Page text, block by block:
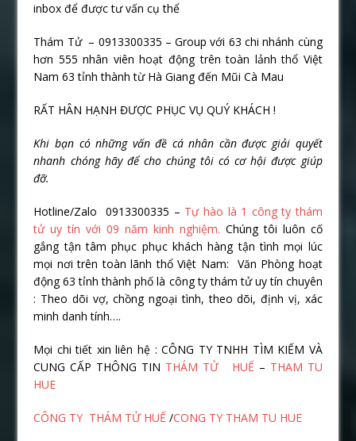
inbox để được tư vấn cụ thể
Thám Tử – 0913300335 – Group với 63 chi nhánh cùng
hơn 555 nhân viên hoạt động trên toàn lảnh thổ Việt
Nam 63 tỉnh thành từ Hà Giang đến Mũi Cà Mau
RẤT HÂN HẠNH ĐƯỢC PHỤC VỤ QUÝ KHÁCH !
Khi bạn có những vấn đề cá nhân cần được giải quyết
nhanh chóng hãy để cho chúng tôi có cơ hội được giúp
đỡ.
Hotline/Zalo 0913300335 – Tự hào là 1 công ty thám
tử uy tín với 09 năm kinh nghiệm. Chúng tôi luôn cố
gắng tận tâm phục phục khách hàng tận tình mọi lúc
mọi nơi trên toàn lãnh thổ Việt Nam: Văn Phòng hoạt
động 63 tỉnh thành phố là công ty thám tử uy tín chuyên
: Theo dõi vợ, chồng ngoại tình, theo dõi, định vị, xác
minh danh tính….
Mọi chi tiết xin liên hệ : CÔNG TY TNHH TÌM KIẾM VÀ
CUNG CẤP THÔNG TIN THÁM TỬ HUẾ – THAM TU
HUE
CÔNG TY THÁM TỬ HUẾ/CONG TY THAM TU HUE